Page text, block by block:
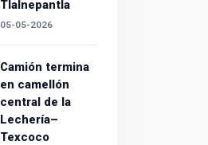
Tlalnepantla
05-05-2026
Camión termina
en camellón
central de la
Lechería–
Texcoco